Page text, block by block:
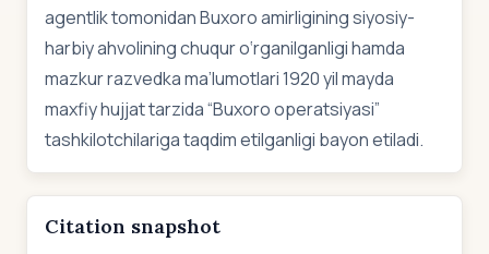
agentlik tomonidan Buxoro amirligining siyosiy-
harbiy ahvolining chuqur o‘rganilganligi hamda
mazkur razvedka ma’lumotlari 1920 yil mayda
maxfiy hujjat tarzida “Buxoro operatsiyasi”
tashkilotchilariga taqdim etilganligi bayon etiladi.
Citation snapshot